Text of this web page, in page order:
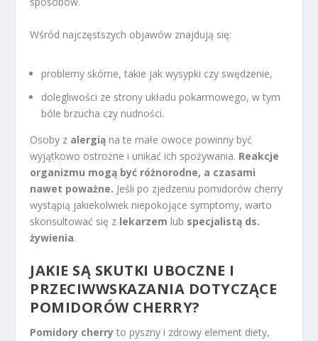
Wśród najczęstszych objawów znajdują się:
problemy skórne, takie jak wysypki czy swędzenie,
dolegliwości ze strony układu pokarmowego, w tym
bóle brzucha czy nudności.
Osoby z alergią na te małe owoce powinny być
wyjątkowo ostrożne i unikać ich spożywania. Reakcje
organizmu mogą być różnorodne, a czasami
nawet poważne. Jeśli po zjedzeniu pomidorów cherry
wystąpią jakiekolwiek niepokojące symptomy, warto
skonsultować się z lekarzem lub specjalistą ds.
żywienia.
JAKIE SĄ SKUTKI UBOCZNE I
PRZECIWWSKAZANIA DOTYCZĄCE
POMIDORÓW CHERRY?
Pomidory cherry to pyszny i zdrowy element diety,